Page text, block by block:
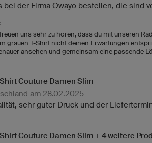
bei der Firma Owayo bestellen, die sind
uns sehr zu hören, dass du mit unseren
grauen T-Shirt nicht deinen Erwartungen
ansehen und gemeinsam eine passende
Couture Damen Slim
am 28.02.2025
sehr guter Druck und der
Couture Damen Slim + 4 weitere